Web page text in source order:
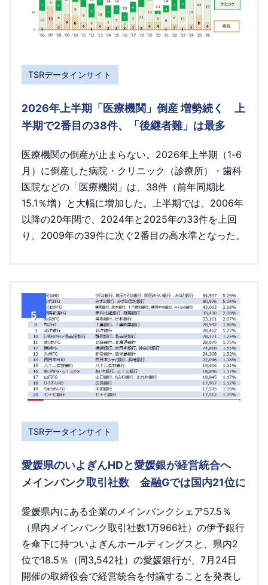
TSRデータインサイト
2026年上半期「医療機関」倒産 増勢続く 上
半期で2番目の38件、「後継者難」は最多
医療機関の倒産が止まらない。2026年上半期（1-6
月）に倒産した病院・クリニック（診療所）・歯科
医院などの「医療機関」は、38件（前年同期比
15.1％増）と大幅に増加した。上半期では、2006年
以降の20年間で、2024年と2025年の33件を上回
り、2009年の39件に次ぐ2番目の高水準となった。
5
TSRデータインサイト
愛媛県のいよぎんHDと愛媛銀が経営統合へ
メインバンク取引社数 金融Gでは国内21位に
愛媛県内にある企業のメインバンクシェア57.5％
（県内メインバンク取引社数1万966社）の伊予銀行
を傘下に持ついよぎんホールディングスと、県内2
位で18.5％（同3,542社）の愛媛銀行が、7月24日
開催の取締役会で経営統合を付議することを発表し